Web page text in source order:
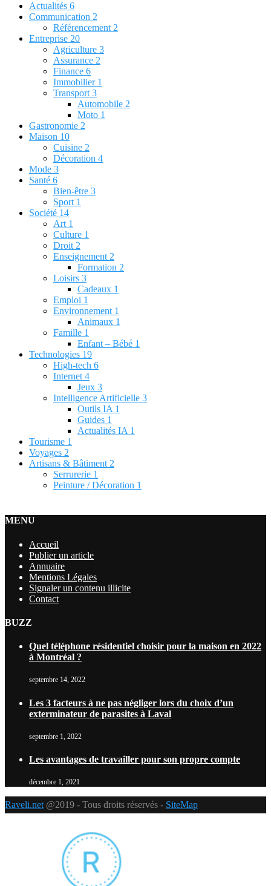
Actualités 6
Communication 2
Référencement 2
Entreprise 20
Agriculture 3
Assurance 2
Finance 6
Immobilier 1
Transport 3
Automobile 2
Moto 1
Gastronomie 2
Maison 10
Cuisine 2
Décoration 4
Mode 3
Santé 6
Bien-être 3
Sport 1
Société 14
Art 1
Culture 1
Droit 2
Enseignement 2
Formation 2
Loisirs 3
Cadeaux 1
Emploi 1
Environnement 1
Animaux 1
Famille 1
Enfant – Bébé 1
Technologies 19
High-tech 6
Internet 4
Jeux 3
Intelligence Artificielle 3
Outils IA 1
Guides 1
Actualités IA 1
Tourisme 1
Voyages 2
Artisans & Bâtiment 2
Serrurerie 1
Peinture / Décoration 1
MENU
Accueil
Publier un article
Annuaire
Mentions Légales
Signaler un contenu illicite
Contact
BUZZ
Quel téléphone résidentiel choisir pour la maison en 2022
à Montréal ?
septembre 14, 2022
Les 3 facteurs à ne pas négliger lors du choix d’un
exterminateur de parasites à Laval
septembre 1, 2022
Les avantages de travailler pour son propre compte
décembre 1, 2021
Raveli.net @2019 - Tous droits réservés - SiteMap